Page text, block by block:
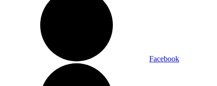
Facebook